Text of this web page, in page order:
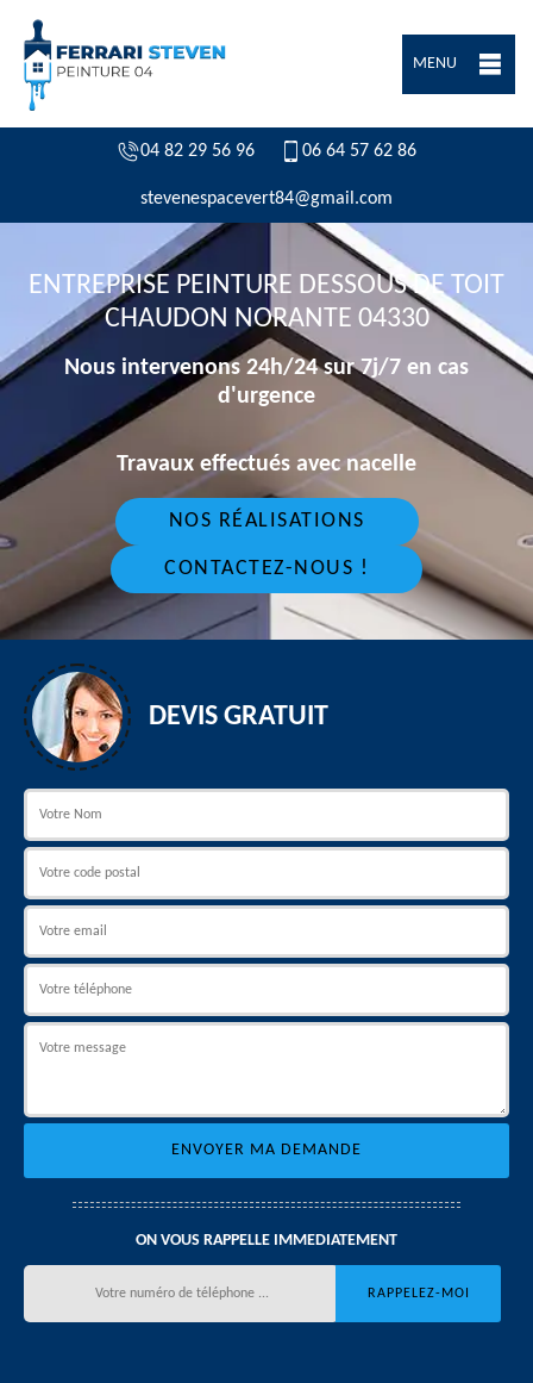
MENU
04 82 29 56 96 06 64 57 62 86
stevenespacevert84@gmail.com
ENTREPRISE PEINTURE DESSOUS DE TOIT
CHAUDON NORANTE 04330
Nous intervenons 24h/24 sur 7j/7 en cas
d'urgence
Travaux effectués avec nacelle
NOS RÉALISATIONS
CONTACTEZ-NOUS !
DEVIS GRATUIT
ON VOUS RAPPELLE IMMEDIATEMENT